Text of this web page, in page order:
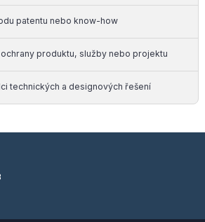
patentu nebo know-how
produktu, služby nebo projektu
technických a designových řešení